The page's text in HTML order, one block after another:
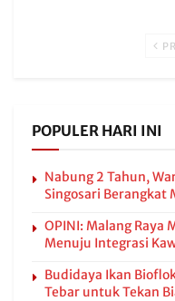
POPULER HARI INI
Nabung 2 Tahun,
Singosari Berangkat
OPINI: Malang Raya
Menuju Integrasi
Budidaya Ikan
Tebar untuk Tekan